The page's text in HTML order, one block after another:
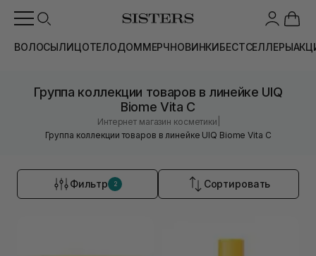
ВОЛОСЫЛИЦОТЕЛОДОММЕРЧНОВИНКИБЕСТСЕЛЛЕРЫ
Группа коллекции товаров в линейке UIQ
Biome Vita C
Интернет магазин косметики
Группа коллекции товаров в линейке UIQ Biome Vita C
Фильтр 2 Сортировать